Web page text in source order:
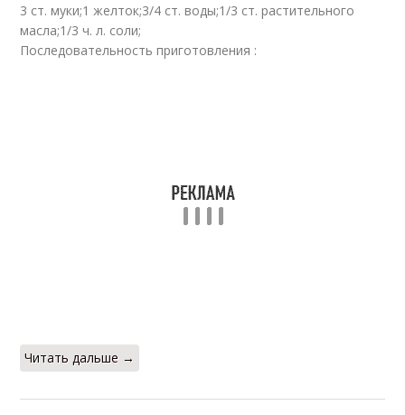
3 ст. муки;1 желток;3/4 ст. воды;1/3 ст. растительного
масла;1/3 ч. л. соли;
Последовательность приготовления :
Читать дальше →